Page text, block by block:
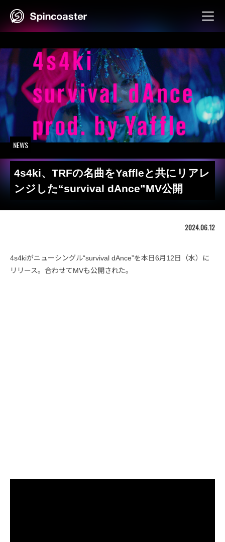
content
NEWS
4s4ki、TRFの名曲をYaffleと共にリアレ
ンジした“survival dAnce”MV公開
2024.06.12
4s4kiがニューシングル“survival dAnce”を本日6月12日（水）に
リリース。合わせてMVも公開された。